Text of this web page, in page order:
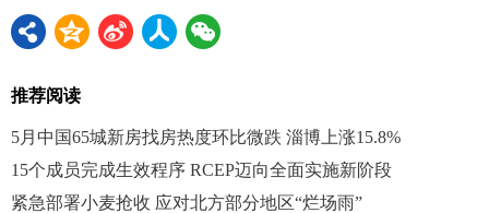
推荐阅读
5月中国65城新房找房热度环比微跌 淄博上涨15.8%
15个成员完成生效程序 RCEP迈向全面实施新阶段
紧急部署小麦抢收 应对北方部分地区“烂场雨”